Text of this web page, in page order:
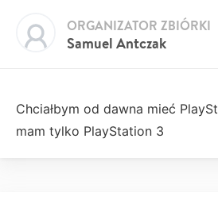
Samuel Antczak
ORGANIZATOR ZBIÓRKI
Chciałbym od dawna mieć
mam tylko PlayStation 3